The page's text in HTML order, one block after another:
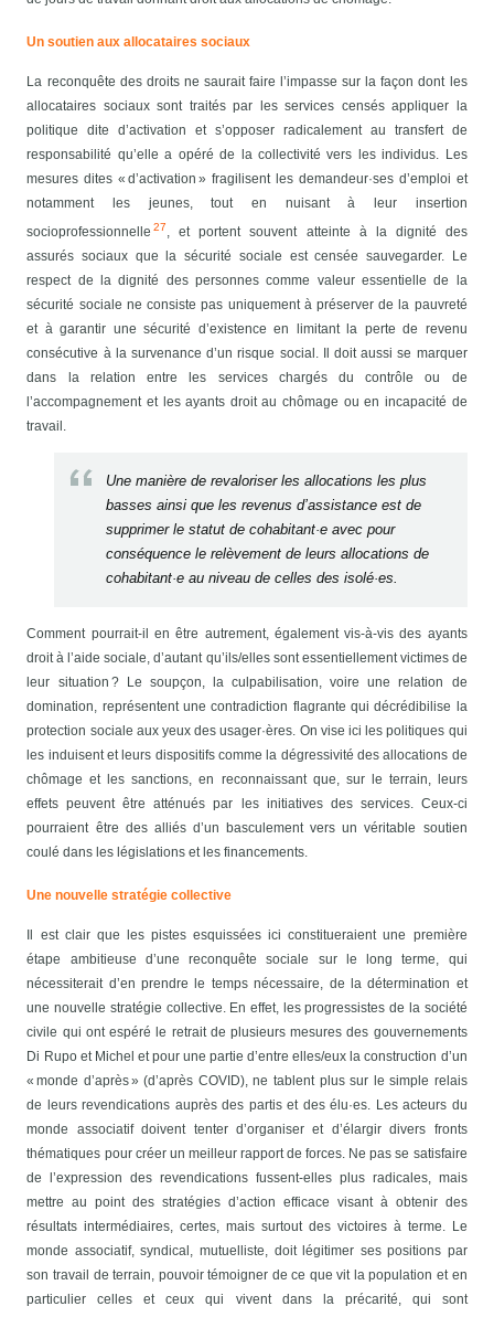
Un soutienaux allocataires sociaux
La reconquête des droits ne saurait faire l’impasse sur la façon dont les
allocataires sociaux sont traités par les services censés appliquer la
politique dite d’activation et s’opposer radicalement au transfert de
responsabilité qu’elle a opéré de la collectivité vers les individus. Les
mesures dites « d’activation » fragilisent les demandeur·ses d’emploi et
notamment les jeunes, tout en nuisant à leur insertion
socioprofessionnelle27
, et portent souvent atteinte à la dignité des
assurés sociaux que la sécurité sociale est censée sauvegarder. Le
respect de la dignité des personnes comme valeur essentielle de la
sécurité sociale ne consiste pas uniquement à préserver de la pauvreté
et à garantir une sécurité d’existence en limitant la perte de revenu
consécutive à la survenance d’un risque social. Il doit aussi se marquer
dans la relation entre les services chargés du contrôle ou de
l’accompagnement et les ayants droit au chômage ou en incapacité de
travail.
Une manière de revaloriser les allocations les plus
basses ainsi que les revenus d’assistance est de
supprimer le statut de cohabitant·e avec pour
conséquence le relèvement de leurs allocations de
cohabitant·e au niveau de celles des isolé·es.
Comment pourrait-il en être autrement, également vis-à-vis des ayants
droit à l’aide sociale, d’autant qu’ils/elles sont essentiellement victimes de
leur situation ? Le soupçon, la culpabilisation, voire une relation de
domination, représentent une contradiction flagrante qui décrédibilise la
protection sociale aux yeux des usager·ères. On vise ici les politiques qui
les induisent et leurs dispositifs comme la dégressivité des allocations de
chômage et les sanctions, en reconnaissant que, sur le terrain, leurs
effets peuvent être atténués par les initiatives des services. Ceux-ci
pourraient être des alliés d’un basculement vers un véritable soutien
coulé dans les législations et les financements.
Une nouvelle stratégie collective
Il est clair que les pistes esquissées ici constitueraient une première
étape ambitieuse d’une reconquête sociale sur le long terme, qui
nécessiterait d’en prendre le temps nécessaire, de la détermination et
une nouvelle stratégie collective. En effet, les progressistes de la société
civile qui ont espéré le retrait de plusieurs mesures des gouvernements
Di Rupo et Michel et pour une partie d’entre elles/eux la construction d’un
« monde d’après » (d’après COVID), ne tablent plus sur le simple relais
de leurs revendications auprès des partis et des élu·es. Les acteurs du
monde associatif doivent tenter d’organiser et d’élargir divers fronts
thématiques pour créer un meilleur rapport de forces. Ne pas se satisfaire
de l’expression des revendications fussent-elles plus radicales, mais
mettre au point des stratégies d’action efficace visant à obtenir des
résultats intermédiaires, certes, mais surtout des victoires à terme. Le
monde associatif, syndical, mutuelliste, doit légitimer ses positions par
son travail de terrain, pouvoir témoigner de ce que vit la population et en
particulier celles et ceux qui vivent dans la précarité, qui sont